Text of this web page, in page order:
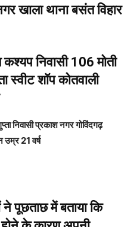
खाला थाना बसंत विहार
निवासी 106 मोती
स्वीट शॉप कोतवाली
निवासी प्रकाश नगर गोविंदगढ़
21 वर्ष
पूछताछ में बताया कि